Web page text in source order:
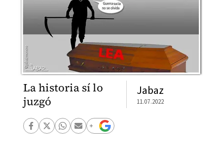
La historia sí lo
juzgó
Jabaz
11.07.2022